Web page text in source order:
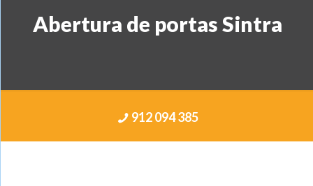
Abertura de portas Sintra
912 094 385